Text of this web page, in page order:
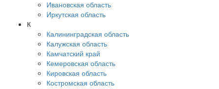
Ивановская область
Иркутская область
К
Калининградская область
Калужская область
Камчатский край
Кемеровская область
Кировская область
Костромская область